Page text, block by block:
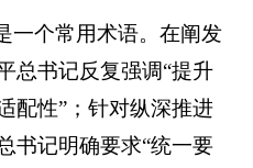
一个常用术语。在阐发
总书记反复强调“提升
配性”；针对纵深推进
书记明确要求“统一要